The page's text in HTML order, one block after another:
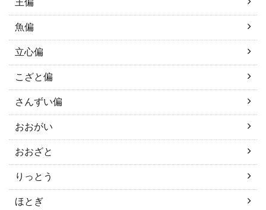
魚偏
立心偏
こざと偏
さんずい偏
おおがい
おおざと
りっとう
ほとぎ